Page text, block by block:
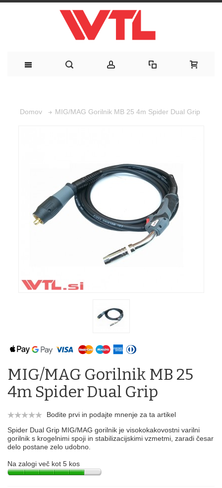
Domov MIG/MAG Gorilnik MB 25 4m Spider Dual Grip
MIG/MAG Gorilnik MB 25
4m Spider Dual Grip
Bodite prvi in podajte mnenje za ta artikel
Spider Dual Grip MIG/MAG gorilnik je visokokakovostni varilni
gorilnik s krogelnimi spoji in stabilizacijskimi vzmetmi, zaradi česar
delo postane zelo udobno.
Na zalogi več kot 5 kos